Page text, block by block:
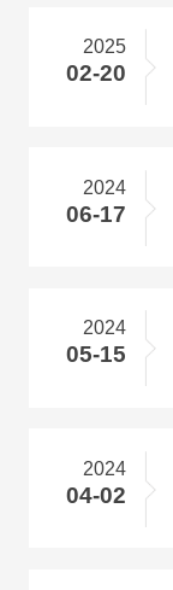
2025
02-20
2024
06-17
2024
05-15
2024
04-02